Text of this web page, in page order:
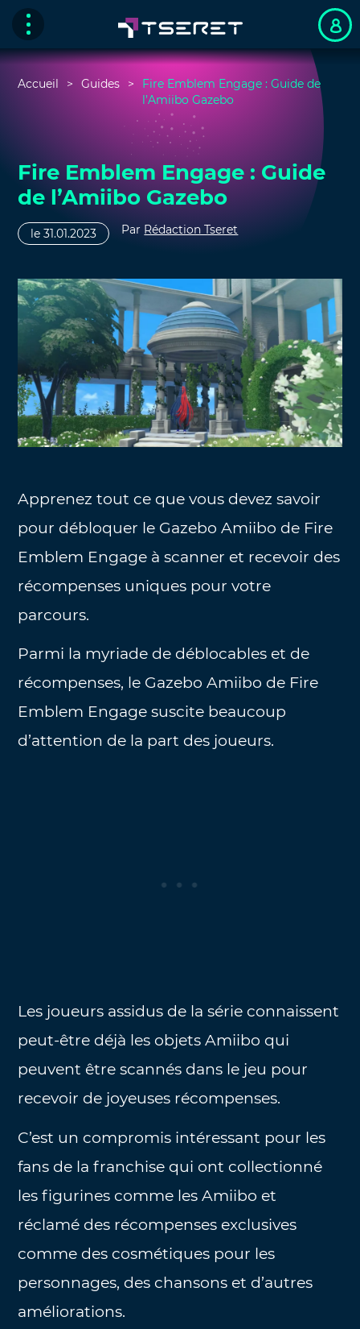
Accueil Guides
Fire Emblem Engage : Guide de
l’Amiibo Gazebo
Fire Emblem Engage : Guide
de l’Amiibo Gazebo
le 31.01.2023 Par Rédaction Tseret
Apprenez tout ce que vous devez savoir
pour débloquer le Gazebo Amiibo de Fire
Emblem Engage à scanner et recevoir des
récompenses uniques pour votre
parcours.
Parmi la myriade de déblocables et de
récompenses, le Gazebo Amiibo de Fire
Emblem Engage suscite beaucoup
d’attention de la part des joueurs.
Les joueurs assidus de la série connaissent
peut-être déjà les objets Amiibo qui
peuvent être scannés dans le jeu pour
recevoir de joyeuses récompenses.
C’est un compromis intéressant pour les
fans de la franchise qui ont collectionné
les figurines comme les Amiibo et
réclamé des récompenses exclusives
comme des cosmétiques pour les
personnages, des chansons et d’autres
améliorations.